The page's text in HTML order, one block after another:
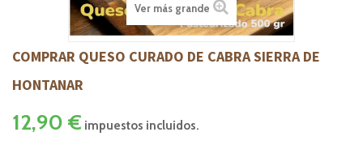
Ver más grande
COMPRAR QUESO CURADO DE CABRA SIERRA DE
HONTANAR
12,90 € impuestos incluidos.